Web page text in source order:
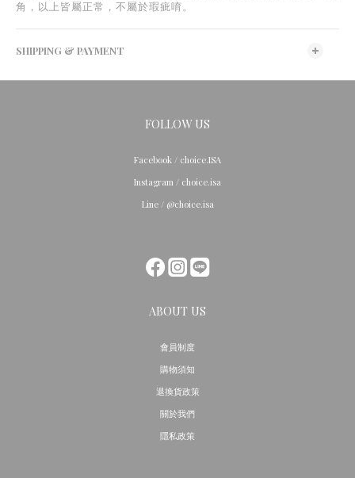
角，以上皆屬正常，不屬於瑕疵唷。
SHIPPING & PAYMENT
FOLLOW US
Facebook / choice.ISA
Instagram / choice.isa
Line / @choice.isa
ABOUT US
會員制度
購物須知
退換貨政策
關於我們
隱私政策